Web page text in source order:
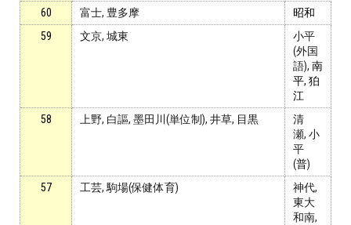
60
富士, 豊多摩
昭和
59
文京, 城東
小平
(外国
語), 南
平, 狛
江
58
上野, 白謳, 墨田川(単位制), 井草, 目黒
清
瀬, 小
平
(普)
57
工芸, 駒場(保健体育)
神代,
東大
和南,